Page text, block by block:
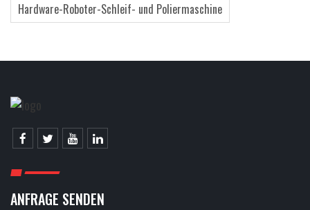
Hardware-Roboter-Schleif- und Poliermaschine
ANFRAGE SENDEN